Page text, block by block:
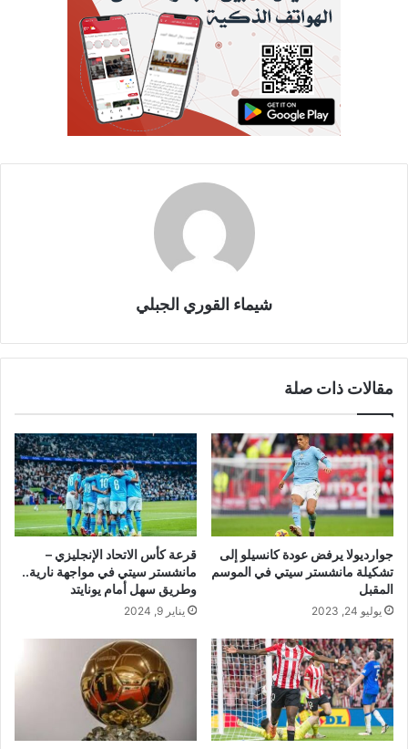
شيماء القوري الجبلي
مقالات ذات صلة
جوارديولا يرفض عودة كانسيلو إلى
تشكيلة مانشستر سيتي في الموسم
المقبل
يوليو 24, 2023
قرعة كأس الاتحاد الإنجليزي –
مانشستر سيتي في مواجهة نارية..
وطريق سهل أمام يونايتد
يناير 9, 2024